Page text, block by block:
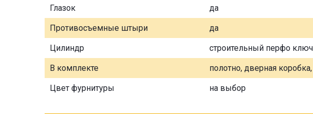
Глазок да
Противосъемные штыри да
Цилиндр строительный перфо
В комплекте полотно, дверная
Цвет фурнитуры на выбор